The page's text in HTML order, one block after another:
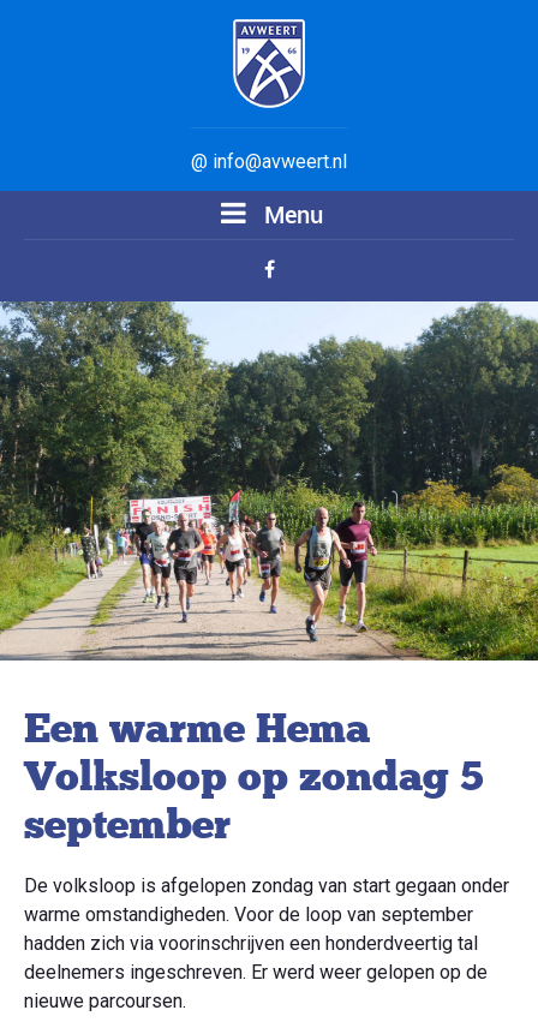
@ info@avweert.nl
Menu
Een warme Hema
Volksloop op zondag 5
september
De volksloop is afgelopen zondag van start gegaan onder
warme omstandigheden. Voor de loop van september
hadden zich via voorinschrijven een honderdveertig tal
deelnemers ingeschreven. Er werd weer gelopen op de
nieuwe parcoursen.